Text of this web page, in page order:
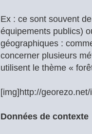
Ex : ce sont souvent
équipements publics)
géographiques :
concerner plusieurs
utilisent le thème «
[img]http://
Données de contexte